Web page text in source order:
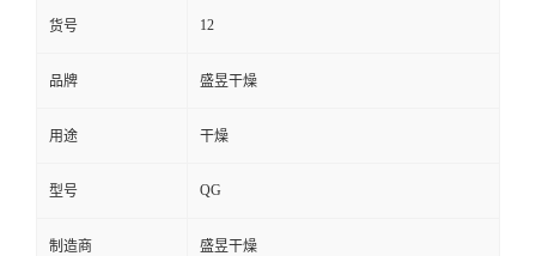
货号 12
品牌 盛昱干燥
用途 干燥
型号 QG
制造商 盛昱干燥